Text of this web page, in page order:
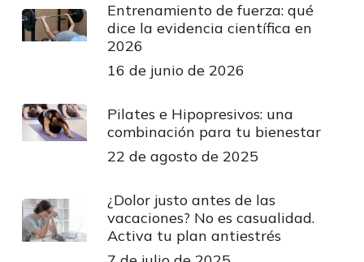
Entrenamiento de fuerza: qué
dice la evidencia científica en
2026
16 de junio de 2026
Pilates e Hipopresivos: una
combinación para tu bienestar
22 de agosto de 2025
¿Dolor justo antes de las
vacaciones? No es casualidad.
Activa tu plan antiestrés